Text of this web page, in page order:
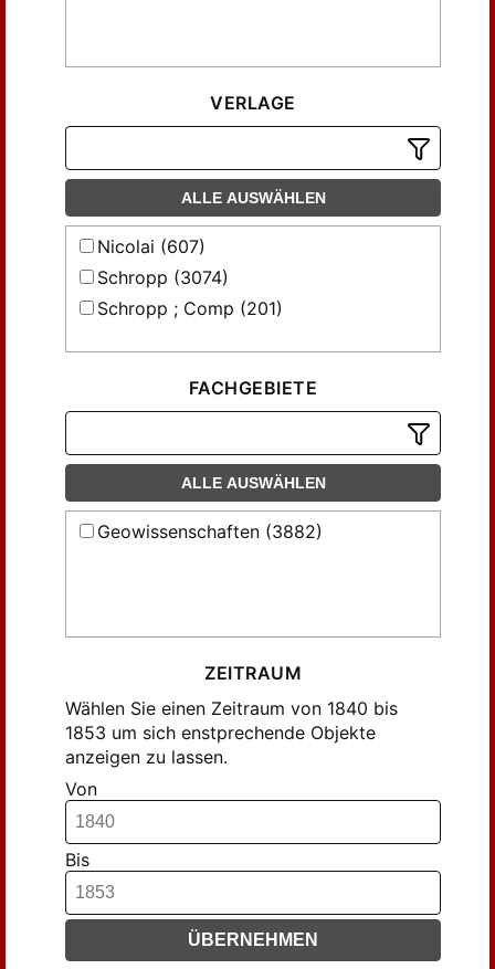
Canstein v. (5)
Cumprecht (15)
Dechen, H. v. (35)
Dieterici (34)
Dove (35)
Ebel (8)
Eckenbrecher, G. v. (6)
Ehrenberg (52)
Engelhardt (15)
Erbkamm (29)
Erman, A. (12)
Friccius (17)
Friedlaender (6)
Gadow (6)
Gumprecht (207)
Holzapfel (6)
Julius (12)
Klenze (6)
Klöden jun., A. (29)
Koch (34)
Koeler, Hermann (29)
Lehmann (9)
VERLAGE
ALLE AUSWÄHLEN
Nicolai (607)
Schropp (3074)
Schropp ; Comp (201)
FACHGEBIETE
ALLE AUSWÄHLEN
Geowissenschaften (3882)
ZEITRAUM
Wählen Sie einen Zeitraum von 1840 bis
1853 um sich enstprechende Objekte
anzeigen zu lassen.
Von
Bis
ÜBERNEHMEN